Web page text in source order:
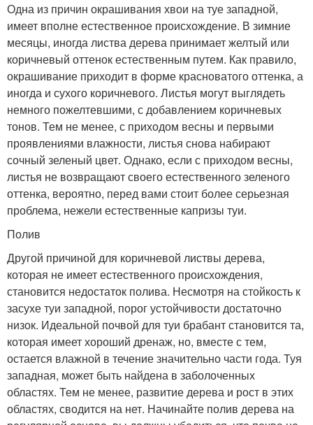
Одна из причин окрашивания хвои на туе западной,
имеет вполне естественное происхождение. В зимние
месяцы, иногда листва дерева принимает желтый или
коричневый оттенок естественным путем. Как правило,
окрашивание приходит в форме красноватого оттенка, а
иногда и сухого коричневого. Листья могут выглядеть
немного пожелтевшими, с добавлением коричневых
тонов. Тем не менее, с приходом весны и первыми
проявлениями влажности, листья снова набирают
сочный зеленый цвет. Однако, если с приходом весны,
листья не возвращают своего естественного зеленого
оттенка, вероятно, перед вами стоит более серьезная
проблема, нежели естественные капризы туи.
Полив
Другой причиной для коричневой листвы дерева,
которая не имеет естественного происхождения,
становится недостаток полива. Несмотря на стойкость к
засухе туи западной, порог устойчивости достаточно
низок. Идеальной почвой для туи брабант становится та,
которая имеет хороший дренаж, но, вместе с тем,
остается влажной в течение значительно части года. Туя
западная, может быть найдена в заболоченных
областях. Тем не менее, развитие дерева и рост в этих
областях, сводится на нет. Начинайте полив дерева на